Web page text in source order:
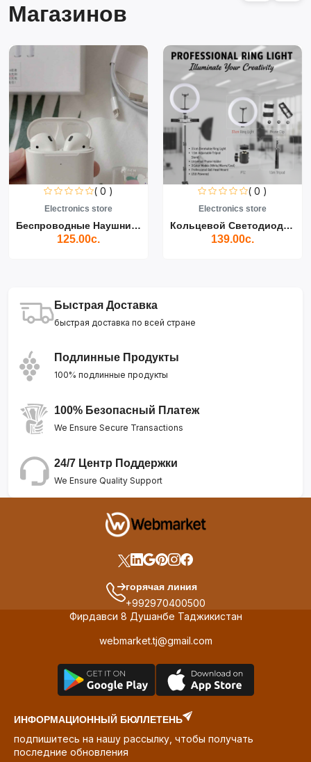
Магазинов
( 0 )
Electronics store
Беспроводные Наушники Air...
125.00с.
( 0 )
Electronics store
Кольцевой Светодиодный Св...
139.00с.
Быстрая Доставка
быстрая доставка по всей стране
Подлинные Продукты
100% подлинные продукты
100% Безопасный Платеж
We Ensure Secure Transactions
24/7 Центр Поддержки
We Ensure Quality Support
горячая линия
+992970400500
Фирдавси 8 Душанбе Таджикистан
webmarket.tj@gmail.com
ИНФОРМАЦИОННЫЙ БЮЛЛЕТЕНЬ
подпишитесь на нашу рассылку, чтобы получать
последние обновления